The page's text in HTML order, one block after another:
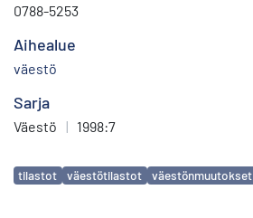
0788-5253
Aihealue
väestö
Sarja
Väestö | 1998:7
Avainsanat
tilastot väestötilastot väestönmuutokset